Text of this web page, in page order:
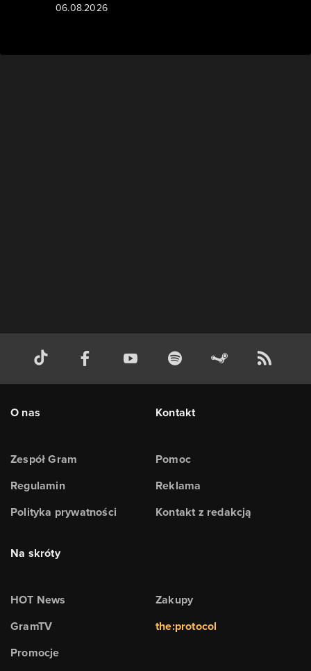
06.08.2026
O nas
Zespół Gram
Regulamin
Polityka prywatności
Kontakt
Pomoc
Reklama
Kontakt z redakcją
Na skróty
HOT News
GramTV
Promocje
Zakupy
the:protocol